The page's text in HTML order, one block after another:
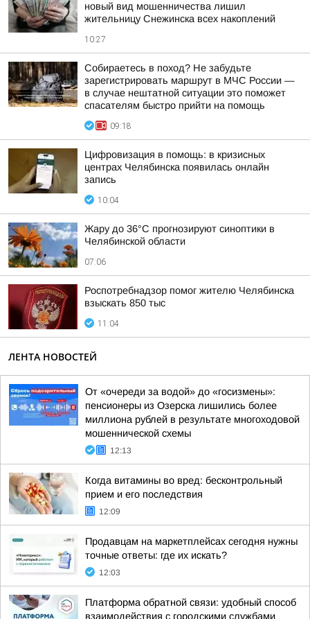
новый вид мошенничества лишил
жительницу Снежинска всех накоплений
10:27
Собираетесь в поход? Не забудьте
зарегистрировать маршрут в МЧС России —
в случае нештатной ситуации это поможет
спасателям быстро прийти на помощь
09:18
Цифровизация в помощь: в кризисных
центрах Челябинска появилась онлайн
запись
10:04
Жару до 36°С прогнозируют синоптики в
Челябинской области
07:06
Роспотребнадзор помог жителю Челябинска
взыскать 850 тыс
11:04
ЛЕНТА НОВОСТЕЙ
От «очереди за водой» до «госизмены»:
пенсионеры из Озерска лишились более
миллиона рублей в результате многоходовой
мошеннической схемы
12:13
Когда витамины во вред: бесконтрольный
прием и его последствия
12:09
Продавцам на маркетплейсах сегодня нужны
точные ответы: где их искать?
12:03
Платформа обратной связи: удобный способ
взаимодействия с городскими службами